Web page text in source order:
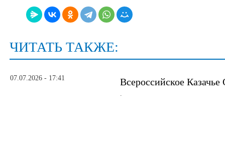
ЧИТАТЬ ТАКЖЕ:
07.07.2026 - 17:41 Всероссийское
.